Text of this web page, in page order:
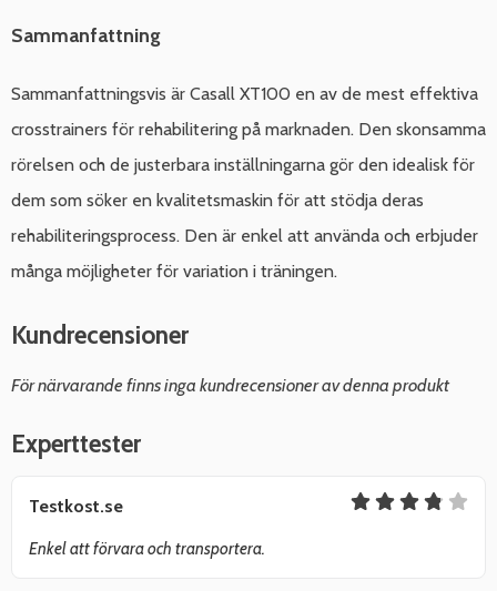
Sammanfattning
Sammanfattningsvis är Casall XT100 en av de mest effektiva
crosstrainers för rehabilitering på marknaden. Den skonsamma
rörelsen och de justerbara inställningarna gör den idealisk för
dem som söker en kvalitetsmaskin för att stödja deras
rehabiliteringsprocess. Den är enkel att använda och erbjuder
många möjligheter för variation i träningen.
Kundrecensioner
För närvarande finns inga kundrecensioner av denna produkt
Experttester
Testkost.se
Enkel att förvara och transportera.